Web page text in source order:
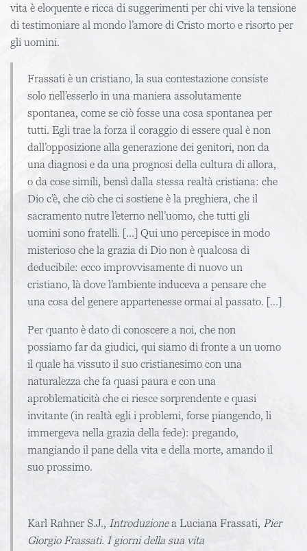
vita è eloquente e ricca di suggerimenti per chi vive la tensione
di testimoniare al mondo l’amore di Cristo morto e risorto per
gli uomini.
Frassati è un cristiano, la sua contestazione consiste
solo nell’esserlo in una maniera assolutamente
spontanea, come se ciò fosse una cosa spontanea per
tutti. Egli trae la forza il coraggio di essere qual è non
dall’opposizione alla generazione dei genitori, non da
una diagnosi e da una prognosi della cultura di allora,
o da cose simili, bensì dalla stessa realtà cristiana: che
Dio c’è, che ciò che ci sostiene è la preghiera, che il
sacramento nutre l’eterno nell’uomo, che tutti gli
uomini sono fratelli. [...] Qui uno percepisce in modo
misterioso che la grazia di Dio non è qualcosa di
deducibile: ecco improvvisamente di nuovo un
cristiano, là dove l’ambiente induceva a pensare che
una cosa del genere appartenesse ormai al passato. [...]
Per quanto è dato di conoscere a noi, che non
possiamo far da giudici, qui siamo di fronte a un uomo
il quale ha vissuto il suo cristianesimo con una
naturalezza che fa quasi paura e con una
aproblematicità che ci riesce sorprendente e quasi
invitante (in realtà egli i problemi, forse piangendo, li
immergeva nella grazia della fede): pregando,
mangiando il pane della vita e della morte, amando il
suo prossimo.
Karl Rahner S.J., Introduzionea Luciana Frassati, Pier
Giorgio Frassati. I giorni della sua vita